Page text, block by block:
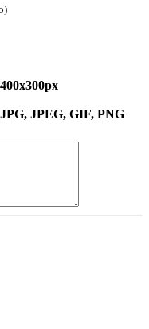
400х300px
JPG, JPEG, GIF, PNG